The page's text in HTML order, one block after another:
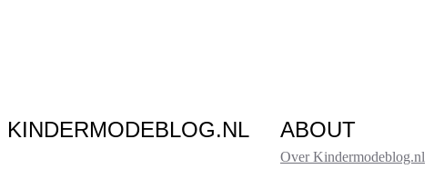
KINDERMODEBLOG.NL ABOUT
Over Kindermodeblog.nl